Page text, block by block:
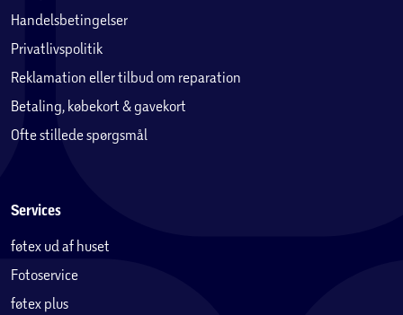
Handelsbetingelser
Privatlivspolitik
Reklamation eller tilbud om reparation
Betaling, købekort & gavekort
Ofte stillede spørgsmål
Services
føtex ud af huset
Fotoservice
føtex plus